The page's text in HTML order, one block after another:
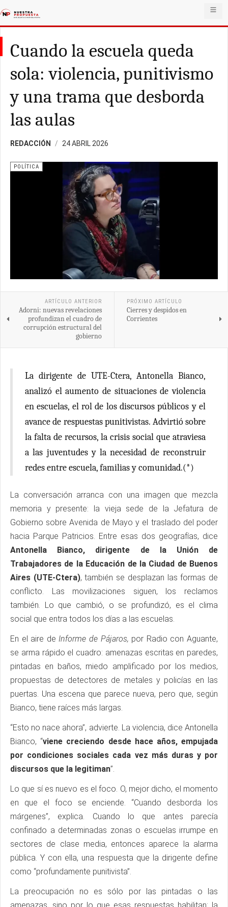
Cuando la escuela queda
sola: violencia, punitivismo
y una trama que desborda
las aulas
REDACCIÓN 24 ABRIL 2026
POLÍTICA
ARTÍCULO ANTERIOR
Adorni: nuevas revelaciones
profundizan el cuadro de
corrupción estructural del
gobierno
PRÓXIMO ARTÍCULO
Cierres y despidos en
Corrientes
La dirigente de UTE-Ctera, Antonella Bianco,
analizó el aumento de situaciones de violencia
en escuelas, el rol de los discursos públicos y el
avance de respuestas punitivistas. Advirtió sobre
la falta de recursos, la crisis social que atraviesa
a las juventudes y la necesidad de reconstruir
redes entre escuela, familias y comunidad.(*)
La conversación arranca con una imagen que mezcla
memoria y presente: la vieja sede de la Jefatura de
Gobierno sobre Avenida de Mayo y el traslado del poder
hacia Parque Patricios. Entre esas dos geografías, dice
Antonella Bianco, dirigente de la Unión de
Trabajadores de la Educación de la Ciudad de Buenos
Aires (UTE-Ctera), también se desplazan las formas de
conflicto. Las movilizaciones siguen, los reclamos
también. Lo que cambió, o se profundizó, es el clima
social que entra todos los días a las escuelas.
En el aire deInforme de Pájaros, por Radio con Aguante,
se arma rápido el cuadro: amenazas escritas en paredes,
pintadas en baños, miedo amplificado por los medios,
propuestas de detectores de metales y policías en las
puertas. Una escena que parece nueva, pero que, según
Bianco, tiene raíces más largas.
“Esto no nace ahora”, advierte. La violencia, dice Antonella
Bianco, “viene creciendo desde hace años, empujada
por condiciones sociales cada vez más duras y por
discursos que la legitiman”.
Lo que sí es nuevo es el foco. O, mejor dicho, el momento
en que el foco se enciende. “Cuando desborda los
márgenes”, explica. Cuando lo que antes parecía
confinado a determinadas zonas o escuelas irrumpe en
sectores de clase media, entonces aparece la alarma
pública. Y con ella, una respuesta que la dirigente define
como “profundamente punitivista”.
La preocupación no es sólo por las pintadas o las